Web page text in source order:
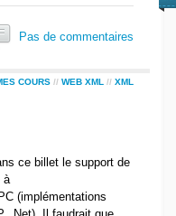
Pas de commentaires
COURS // WEB XML // XML
ce billet le support de
à
(implémentations